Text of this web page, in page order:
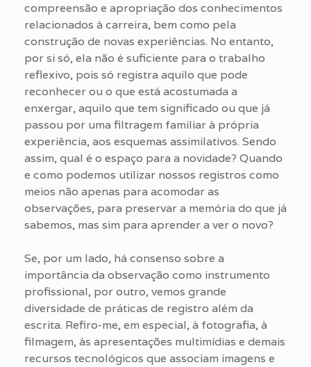
compreensão e apropriação dos conhecimentos
relacionados à carreira, bem como pela
construção de novas experiências. No entanto,
por si só, ela não é suficiente para o trabalho
reflexivo, pois só registra aquilo que pode
reconhecer ou o que está acostumada a
enxergar, aquilo que tem significado ou que já
passou por uma filtragem familiar à própria
experiência, aos esquemas assimilativos. Sendo
assim, qual é o espaço para a novidade? Quando
e como podemos utilizar nossos registros como
meios não apenas para acomodar as
observações, para preservar a memória do que já
sabemos, mas sim para aprender a ver o novo?
Se, por um lado, há consenso sobre a
importância da observação como instrumento
profissional, por outro, vemos grande
diversidade de práticas de registro além da
escrita. Refiro-me, em especial, à fotografia, à
filmagem, às apresentações multimídias e demais
recursos tecnológicos que associam imagens e